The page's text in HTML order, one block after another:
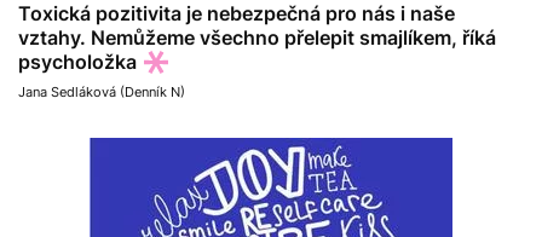
Toxická pozitivita je nebezpečná pro nás i naše
vztahy. Nemůžeme všechno přelepit smajlíkem, říká
psycholožka
Jana Sedláková (Denník N)